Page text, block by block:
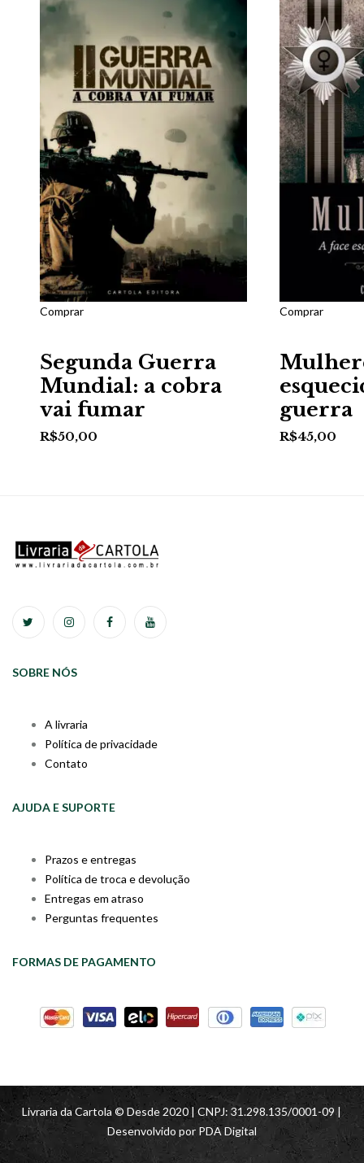
Comprar
Segunda Guerra
Mundial: a cobra
vai fumar
R$50,00
Comprar
guerra
R$45,00
SOBRE NÓS
A livraria
Política de privacidade
Contato
AJUDA E SUPORTE
Prazos e entregas
Política de troca e devolução
Entregas em atraso
Perguntas frequentes
FORMAS DE PAGAMENTO
Livraria da Cartola © Desde 2020 | CNPJ: 31.298.135/0001-09 |
Desenvolvido por PDA Digital